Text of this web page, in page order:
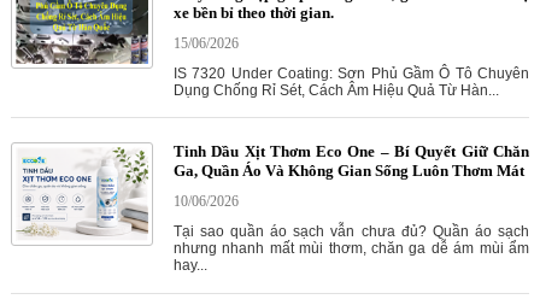
xe bền bỉ theo thời gian.
15/06/2026
IS 7320 Under Coating: Sơn Phủ Gầm Ô Tô Chuyên
Dụng Chống Rỉ Sét, Cách Âm Hiệu Quả Từ Hàn...
Tinh Dầu Xịt Thơm Eco One – Bí Quyết Giữ Chăn
Ga, Quần Áo Và Không Gian Sống Luôn Thơm Mát
10/06/2026
Tại sao quần áo sạch vẫn chưa đủ? Quần áo sạch
nhưng nhanh mất mùi thơm, chăn ga dễ ám mùi ẩm
hay...